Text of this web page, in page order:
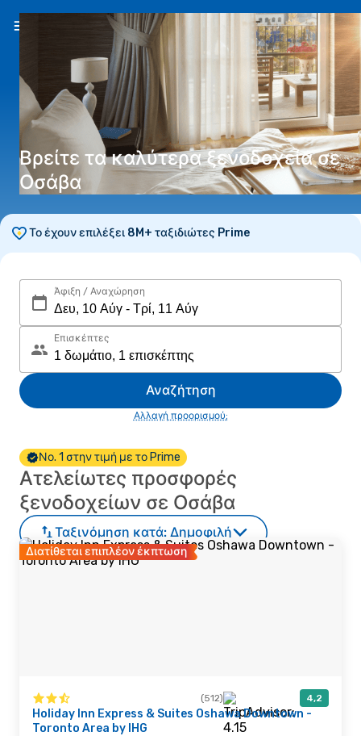
EL(€)
Βρείτε τα καλύτερα ξενοδοχεία σε
Οσάβα
Το έχουν επιλέξει 8M+ ταξιδιώτες Prime
Άφιξη / Αναχώρηση
Επισκέπτες
Αναζήτηση
Αλλαγή προορισμού;
Νο. 1 στην τιμή με το Prime
Ατελείωτες προσφορές
ξενοδοχείων σε Οσάβα
Ταξινόμηση κατά: Δημοφιλή
Διατίθεται επιπλέον έκπτωση
(512) 4,2
Holiday Inn Express & Suites Oshawa Downtown -
Toronto Area by IHG